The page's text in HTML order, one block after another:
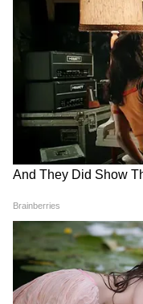
और उन्होंने सहयोग
है। इसलिए उसके
विकास के लिए
प्रधानमंत्री मोदी के
की तीन दिवसीय
आर्टिफिशियल
विस्तार किया, और पूरे
संरक्षित, भरोसेमंद,
जवाबदेह और
संयुक्त रूप से